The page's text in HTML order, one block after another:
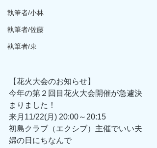
執筆者/小林
執筆者/佐藤
執筆者/東
【花火大会のお知らせ】
今年の第２回目花火大会開催が急遽決
まりました！
来月11/22(月) 20:00～20:15
初島クラブ（エクシブ）主催でいい夫
婦の日にちなんで